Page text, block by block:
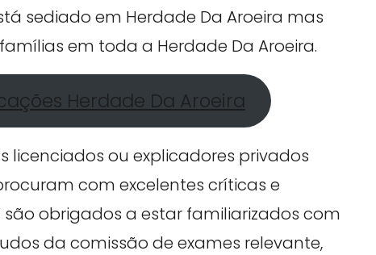
sediado em Herdade Da Aroeira mas
em toda a Herdade Da Aroeira.
Herdade Da Aroeira
licenciados ou explicadores privados
com excelentes críticas e
são obrigados a estar familiarizados com
da comissão de exames relevante,